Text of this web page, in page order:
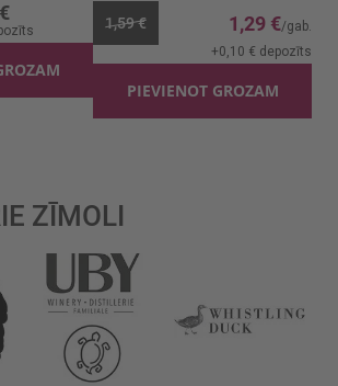
1,59 € 1,29 €
+0,10 € depozīts
PIEVIENOT GROZAM
ZĪMOLI